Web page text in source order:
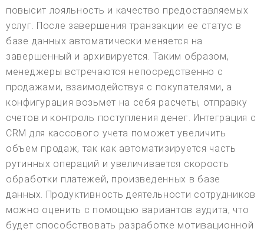
повысит лояльность и качество предоставляемых
услуг. После завершения транзакции ее статус в
базе данных автоматически меняется на
завершенный и архивируется. Таким образом,
менеджеры встречаются непосредственно с
продажами, взаимодействуя с покупателями, а
конфигурация возьмет на себя расчеты, отправку
счетов и контроль поступления денег. Интеграция с
CRM для кассового учета поможет увеличить
объем продаж, так как автоматизируется часть
рутинных операций и увеличивается скорость
обработки платежей, произведенных в базе
данных. Продуктивность деятельности сотрудников
можно оценить с помощью вариантов аудита, что
будет способствовать разработке мотивационной